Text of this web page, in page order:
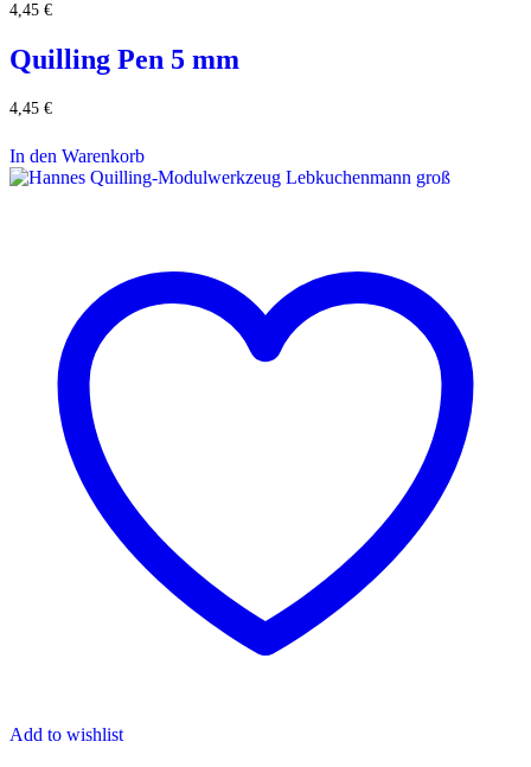
4,45 €
Quilling Pen 5 mm
4,45 €
In den Warenkorb
Add to wishlist